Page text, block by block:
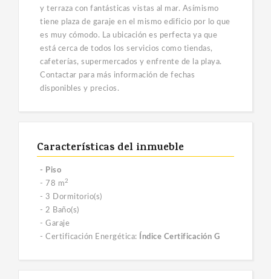
y terraza con fantásticas vistas al mar. Asímismo
tiene plaza de garaje en el mismo edificio por lo que
es muy cómodo. La ubicación es perfecta ya que
está cerca de todos los servicios como tiendas,
cafeterías, supermercados y enfrente de la playa.
Contactar para más información de fechas
disponibles y precios.
Características del inmueble
- Piso
- 78 m2
- 3 Dormitorio(s)
- 2 Baño(s)
- Garaje
- Certificación Energética:
Índice Certificación G